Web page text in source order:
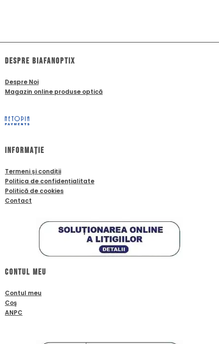
dESPRE biafanoptix
Despre Noi
Magazin online produse optică
Informație
Termeni și condiții
Politica de confidențialitate
Politică de cookies
Contact
Contul meu
Contul meu
Coş
ANPC